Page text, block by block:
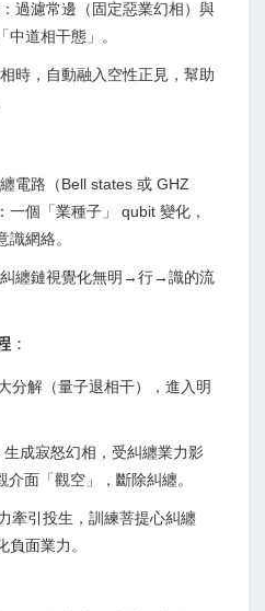
過濾常邊（固定惡業幻相）與
中道相干態」。
時，自動融入空性正見，幫助
電路（Bell states 或 GHZ
一個「業種子」 qubit 變化，
識網絡。
纏鏈視覺化無明→行→識的流
：
分解（量子退相干），進入明
生成寂怒幻相，受糾纏業力影
面「觀空」，斷除糾纏。
牽引投生，訓練菩提心糾纏
負面業力。